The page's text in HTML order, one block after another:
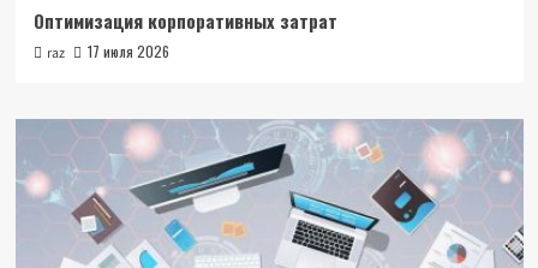
Оптимизация корпоративных затрат
raz 17 июля 2026